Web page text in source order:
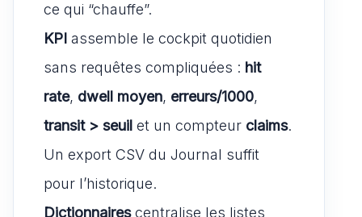
ce qui “chauffe”.
KPI assemble le cockpit quotidien
sans requêtes compliquées : hit
rate, dwell moyen, erreurs/1000,
transit > seuil et un compteur claims.
Un export CSV du Journal suffit
pour l’historique.
Dictionnairescentralise les listes